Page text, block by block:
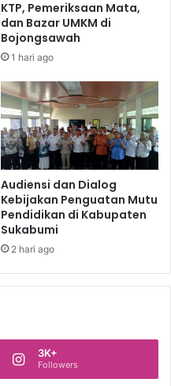
KTP, Pemeriksaan Mata,
dan Bazar UMKM di
Bojongsawah
1 hari ago
Audiensi dan Dialog
Kebijakan Penguatan Mutu
Pendidikan di Kabupaten
Sukabumi
2 hari ago
3K+
Followers